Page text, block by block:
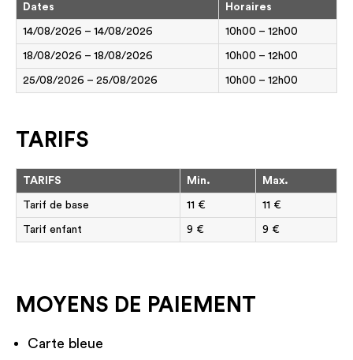
Dates Horaires
14/08/2026 – 14/08/2026 10h00 – 12h00
18/08/2026 – 18/08/2026 10h00 – 12h00
25/08/2026 – 25/08/2026 10h00 – 12h00
TARIFS
TARIFS Min. Max.
Tarif de base 11 € 11 €
Tarif enfant 9 € 9 €
MOYENS DE PAIEMENT
Carte bleue